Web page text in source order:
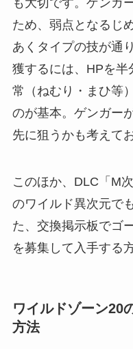
ため、弱点となるじ
あくタイプの技が通
獲するには、HPを
常（ねむり・まひ等
のが基本。ゲンガー
先に狙うかも考えて
このほか、DLC「M
のワイルド異次元で
た、交換掲示板でゴ
を募集して入手する
ワイルドゾーン20
方法